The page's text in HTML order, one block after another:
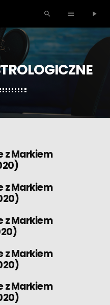
search menu play_arrow
z Markiem
z Markiem
z Markiem
z Markiem
z Markiem